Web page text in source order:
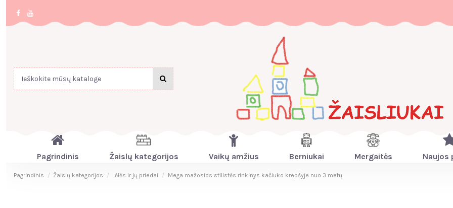
Pagrindinis Žaislų kategorijos Vaikų amžius Berniukai Mergaitės Naujos
Pagrindinis Žaislų kategorijos Lėlės ir jų priedai Mega mažosios stilistės rinkinys kačiuko krepšyje nuo 3 metų